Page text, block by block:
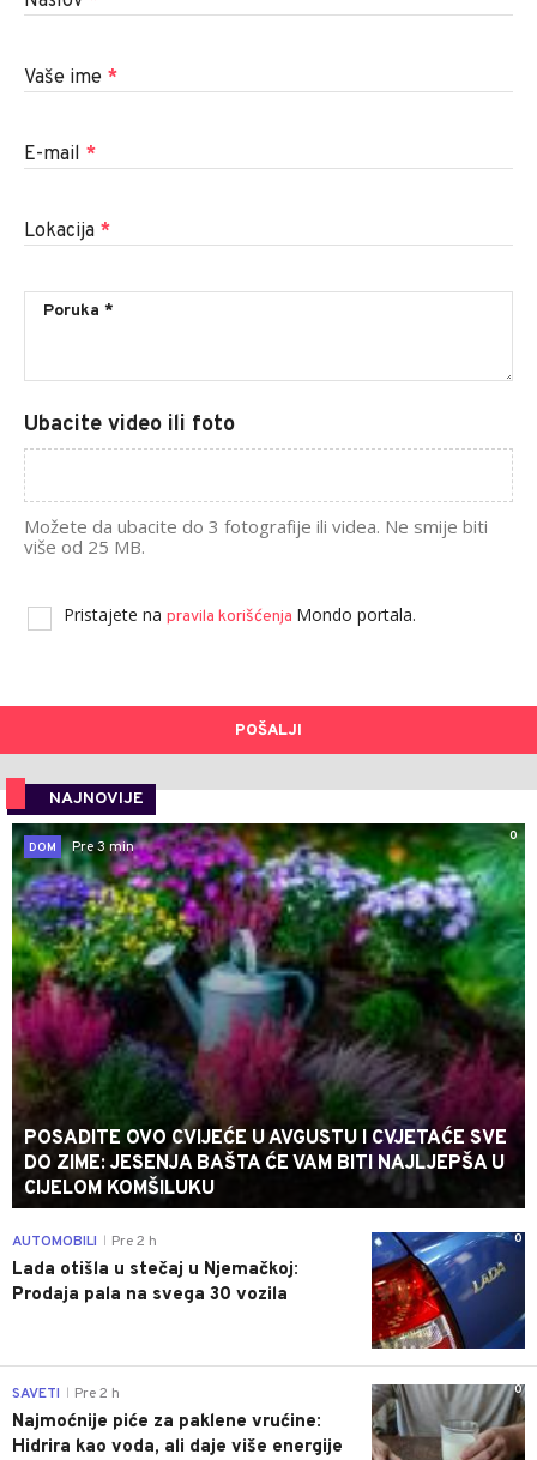
Vaše ime *
E-mail *
Lokacija *
Ubacite video ili foto
Možete da ubacite do 3 fotografije ili videa. Ne smije biti
više od 25 MB.
Pristajete na pravila korišćenja Mondo portala.
POŠALJI
NAJNOVIJE
0
DOM
Pre 3 min
POSADITE OVO CVIJEĆE U AVGUSTU I CVJETAĆE SVE
DO ZIME: JESENJA BAŠTA ĆE VAM BITI NAJLJEPŠA U
CIJELOM KOMŠILUKU
0
AUTOMOBILI Pre 2 h
Lada otišla u stečaj u Njemačkoj:
Prodaja pala na svega 30 vozila
0
SAVETI Pre 2 h
Najmoćnije piće za paklene vrućine:
Hidrira kao voda, ali daje više energije